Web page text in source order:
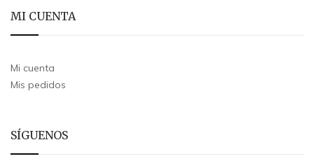
MI CUENTA
Mi cuenta
Mis pedidos
SÍGUENOS